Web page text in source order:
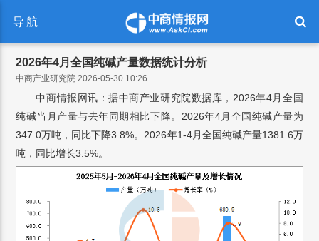
导航
2026年4月全国纯碱产量数据统计分析
中商产业研究院 2026-05-30 10:26
中商情报网讯：据中商产业研究院数据库，2026年4月全国
纯碱当月产量与去年同期相比下降。2026年4月全国纯碱产量为
347.0万吨，同比下降3.8%。2026年1-4月全国纯碱产量1381.6万
吨，同比增长3.5%。